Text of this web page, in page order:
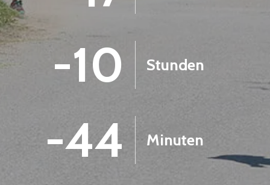
-10 Stunden
-44 Minuten